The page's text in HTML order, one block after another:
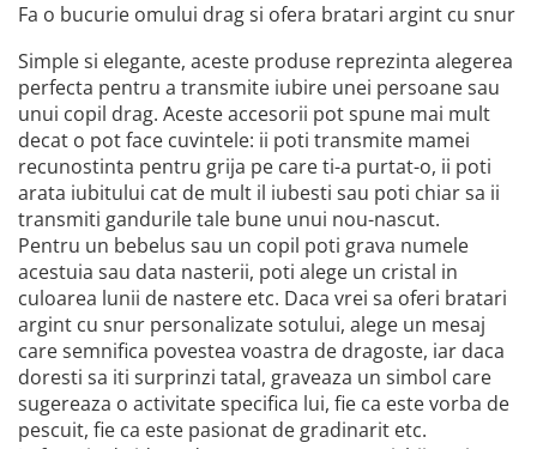
Fa o bucurie omului drag si ofera bratari argint cu snur
Simple si elegante, aceste produse reprezinta alegerea
perfecta pentru a transmite iubire unei persoane sau
unui copil drag. Aceste accesorii pot spune mai mult
decat o pot face cuvintele: ii poti transmite mamei
recunostinta pentru grija pe care ti-a purtat-o, ii poti
arata iubitului cat de mult il iubesti sau poti chiar sa ii
transmiti gandurile tale bune unui nou-nascut.
Pentru un bebelus sau un copil poti grava numele
acestuia sau data nasterii, poti alege un cristal in
culoarea lunii de nastere etc. Daca vrei sa oferi bratari
argint cu snur personalizate sotului, alege un mesaj
care semnifica povestea voastra de dragoste, iar daca
doresti sa iti surprinzi tatal, graveaza un simbol care
sugereaza o activitate specifica lui, fie ca este vorba de
pescuit, fie ca este pasionat de gradinarit etc.